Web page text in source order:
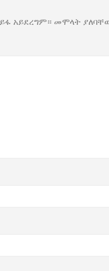
አይደረግም። መሞላት